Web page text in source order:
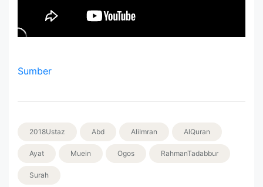
Sumber
2018Ustaz Abd AliImran AlQuran
Ayat Muein Ogos RahmanTadabbur
Surah